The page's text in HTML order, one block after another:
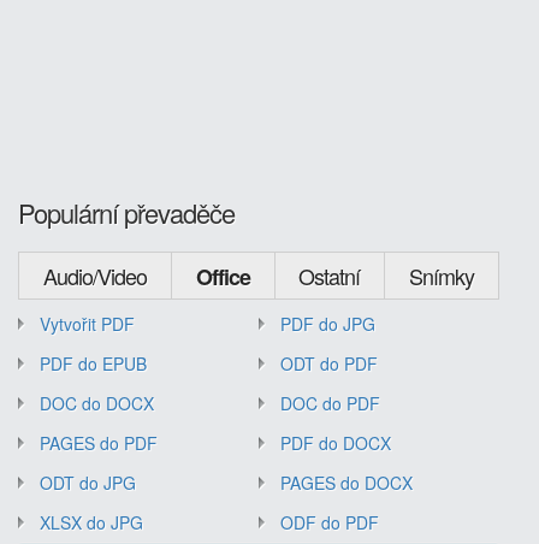
Populární převaděče
Audio/Video Office Ostatní Snímky
Vytvořit PDF
PDF do JPG
PDF do EPUB
ODT do PDF
DOC do DOCX
DOC do PDF
PAGES do PDF
PDF do DOCX
ODT do JPG
PAGES do DOCX
XLSX do JPG
ODF do PDF